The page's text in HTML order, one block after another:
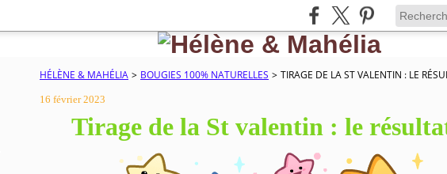
HÉLÈNE & MAHÉLIA > BOUGIES 100% NATURELLES > TIRAGE DE LA ST VALENTIN : LE
16 février 2023
Tirage de la St valentin : le